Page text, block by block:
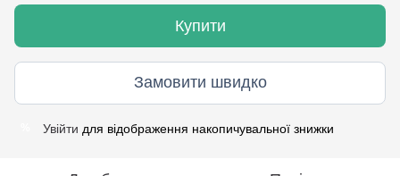
Купити
Замовити швидко
Увійти для відображення накопичувальної знижки